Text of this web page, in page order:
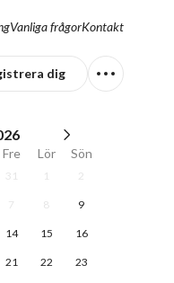
Vanliga frågorKontakt
dig
Fre Lör Sön
31 1 2
7 8 9
14 15 16
21 22 23